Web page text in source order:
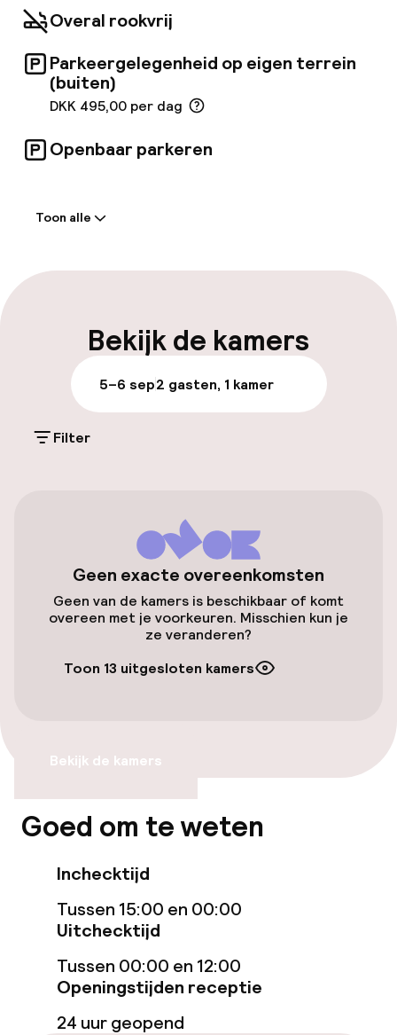
vergader-/conferentiezalen en betaalde
parkeergelegenheid beschikbaar.
Overal rookvrij
Parkeergelegenheid op eigen terrein
(buiten)
DKK 495,00 per dag
Openbaar parkeren
Express check-in mogelijk
Bagageruimte
Parkeren & mobiliteit
Openbaar parkeren
Zwemmen & wellness
Fitnessruimte / gym
Gratis wifi
Eet- en drinkgelegenheden
Bar
Toon alle
Bekijk de kamers
5–6 sep2 gasten, 1 kamer
Filter
Geen exacte overeenkomsten
Geen van de kamers is beschikbaar of komt
overeen met je voorkeuren. Misschien kun je
ze veranderen?
Toon 13 uitgesloten kamers
Bekijk de kamers
Goed om te weten
Inchecktijd
Tussen 15:00 en 00:00
Uitchecktijd
Tussen 00:00 en 12:00
Openingstijden receptie
24 uur geopend